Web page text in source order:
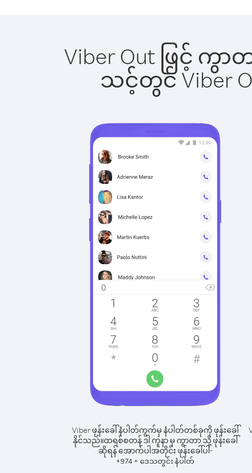
Viber Out ဖြင့်
သင့်တွင် Viber
Viber ဖုန်းခေါ်နံပါတ်ကွက်မှ နံပါတ်တစ်ခုကို ဖုန်းခေါ်
နိုင်သည်။ထရစ်စတန် ဒါ ကူနာ မှ ကွာတာ သို့ ဖုန်းခေါ်
ဆိုရန် အောက်ပါအတိုင်း ဖုန်းခေါ်ပါ-
+974 + ဒေသတွင်း နံပါတ်